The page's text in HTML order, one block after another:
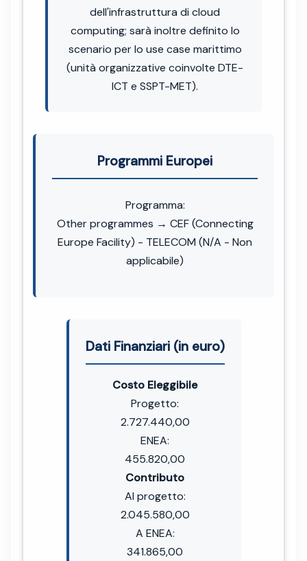
dell'infrastruttura di cloud
computing; sarà inoltre definito lo
scenario per lo use case marittimo
(unità organizzative coinvolte DTE-
ICT e SSPT-MET).
Programmi Europei
Programma:
Other programmes → CEF (Connecting
Europe Facility) - TELECOM (N/A - Non
applicabile)
Dati Finanziari (in euro)
Costo Eleggibile
Progetto:
2.727.440,00
ENEA:
455.820,00
Contributo
Al progetto:
2.045.580,00
A ENEA:
341.865,00